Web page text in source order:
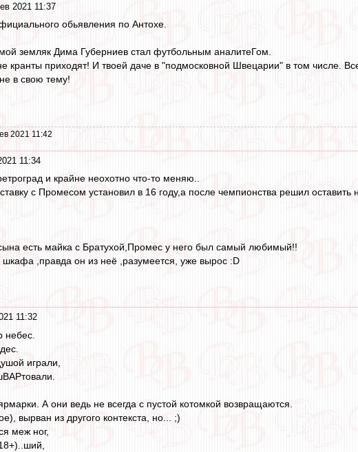
2021 11:37
обьявления по Антохе.
земляк Дима Губерниев стал футбольным аналитеГом.
кранты приходят! И твоей даче в "подмосковной Швецарии" в том числе.
в свою тему!
2021 11:42
11:34
и крайне неохотно что-то меняю..
с Промесом установил в 16 году,а после чемпионства решил оставить
есть майка с Братухой,Промес у него был самый любимый!!
шкафа ,правда он из неё ,разумеется, уже вырос :D
11:32
небес.
играли,
А они ведь не всегда с пустой котомкой возвращаются.
вырван из другого контекста, но... ;)
меж ног,